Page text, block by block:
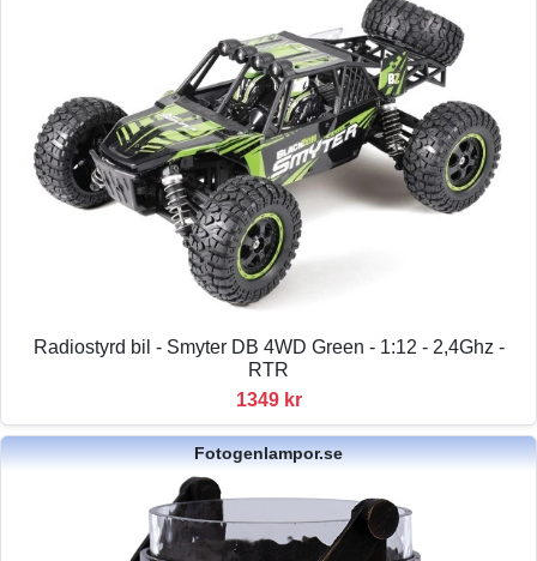
Radiostyrd bil - Smyter DB 4WD Green - 1:12 - 2,4Ghz -
RTR
1349 kr
Fotogenlampor.se